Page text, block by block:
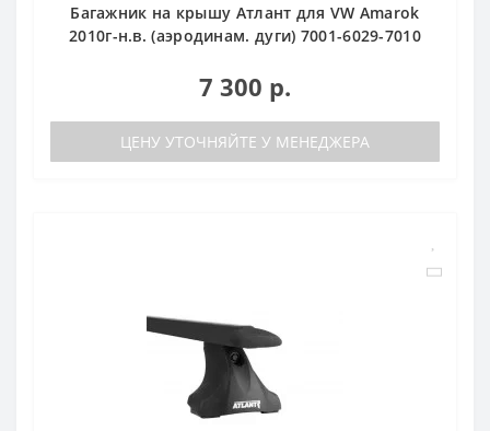
Багажник на крышу Атлант для VW Amarok
2010г-н.в. (аэродинам. дуги) 7001-6029-7010
7 300 р.
ЦЕНУ УТОЧНЯЙТЕ У МЕНЕДЖЕРА